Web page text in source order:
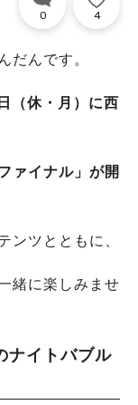
0 4
だんです。
（休・月）に西
ァイナル」が開
ンツとともに、
緒に楽しみませ
ナイトバブル